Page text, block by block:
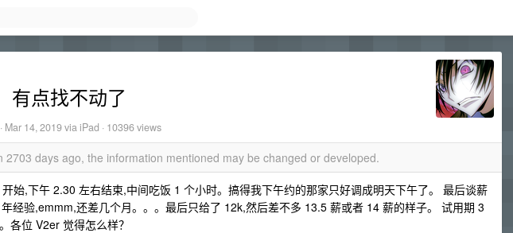
有点找不动了
· Mar 14, 2019via iPad · 10396 views
2703 days ago, the information mentioned may be changed or developed.
始,下午 2.30 左右结束,中间吃饭 1 个小时。搞得我下午约的那家只好调成明天下午了。 最后谈薪
经验,emmm,还差几个月。。。最后只给了 12k,然后差不多 13.5 薪或者 14 薪的样子。 试用期 3
各位 V2er 觉得怎么样？